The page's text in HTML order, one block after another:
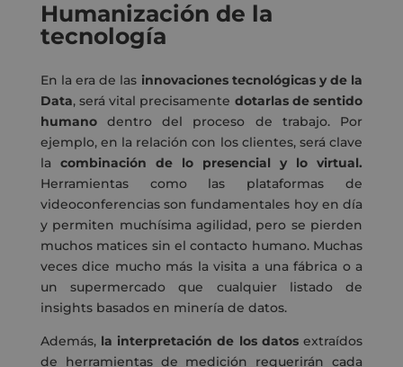
Humanización de la
tecnología
En la era de las innovaciones tecnológicas y de la
Data, será vital precisamente dotarlas de sentido
humanodentro del proceso de trabajo. Por
ejemplo, en la relación con los clientes, será clave
la combinación de lo presencial y lo virtual.
Herramientas como las plataformas de
videoconferencias son fundamentales hoy en día
y permiten muchísima agilidad, pero se pierden
muchos matices sin el contacto humano. Muchas
veces dice mucho más la visita a una fábrica o a
un supermercado que cualquier listado de
insights basados en minería de datos.
Además, la interpretación de los datosextraídos
de herramientas de medición requerirán cada